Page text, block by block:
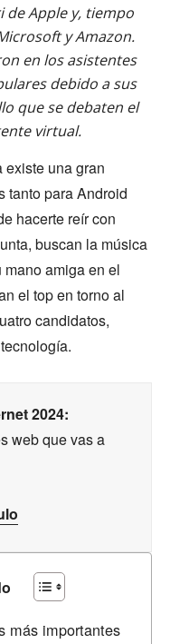
de Apple y, tiempo
y Amazon.
en los asistentes
debido a sus
que se debaten el
virtual.
existe una gran
tanto para Android
hacerte reír con
buscan la música
amiga en el
el top en torno al
candidatos,
2024:
web que vas a
más importantes